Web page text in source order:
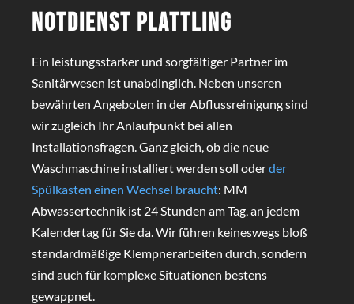
Notdienst Plattling
Ein leistungsstarker und sorgfältiger Partner im
Sanitärwesen ist unabdinglich. Neben unseren
bewährten Angeboten in der Abflussreinigung sind
wir zugleich Ihr Anlaufpunkt bei allen
Installationsfragen. Ganz gleich, ob die neue
Waschmaschine installiert werden soll oderder
Spülkasten einen Wechsel braucht: MM
Abwassertechnik ist 24 Stunden am Tag, an jedem
Kalendertag für Sie da. Wir führen keineswegs bloß
standardmäßige Klempnerarbeiten durch, sondern
sind auch für komplexe Situationen bestens
gewappnet.